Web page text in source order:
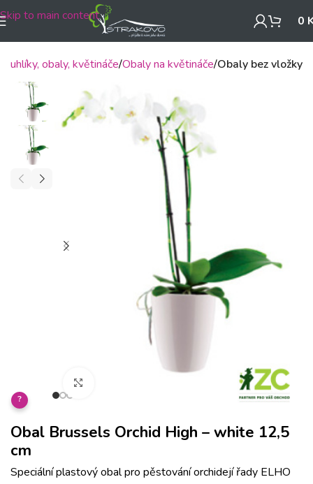
Skip to main content 0
Truhlíky, obaly, květináče Obaly na květináče Obaly bez vložky
?
Obal Brussels Orchid High – white 12,5
cm
Speciální plastový obal pro pěstování orchidejí řady ELHO